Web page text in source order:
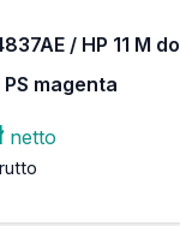
/ HP 11 M do
magenta
netto